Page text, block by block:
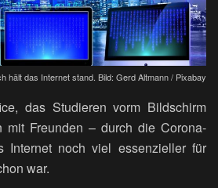
hält das Internet stand. Bild: Gerd Altmann / Pixabay
das Studieren vorm Bildschirm
mit Freunden – durch die Corona-
Internet noch viel essenzieller für
war.